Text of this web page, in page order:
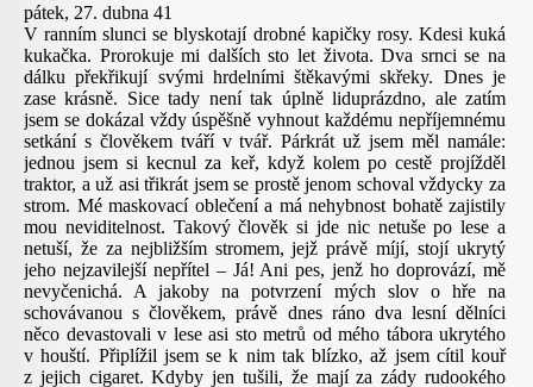
pátek, 27. dubna 41
V ranním slunci se blyskotají drobné kapičky rosy. Kdesi kuká
kukačka. Prorokuje mi dalších sto let života. Dva srnci se na
dálku překřikují svými hrdelními štěkavými skřeky. Dnes je
zase krásně. Sice tady není tak úplně liduprázdno, ale zatím
jsem se dokázal vždy úspěšně vyhnout každému nepříjemnému
setkání s člověkem tváří v tvář. Párkrát už jsem měl namále:
jednou jsem si kecnul za keř, když kolem po cestě projížděl
traktor, a už asi třikrát jsem se prostě jenom schoval vždycky za
strom. Mé maskovací oblečení a má nehybnost bohatě zajistily
mou neviditelnost. Takový člověk si jde nic netuše po lese a
netuší, že za nejbližším stromem, jejž právě míjí, stojí ukrytý
jeho nejzavilejší nepřítel – Já! Ani pes, jenž ho doprovází, mě
nevyčenichá. A jakoby na potvrzení mých slov o hře na
schovávanou s člověkem, právě dnes ráno dva lesní dělníci
něco devastovali v lese asi sto metrů od mého tábora ukrytého
v houští. Připlížil jsem se k nim tak blízko, až jsem cítil kouř
z jejich cigaret. Kdyby jen tušili, že mají za zády rudookého